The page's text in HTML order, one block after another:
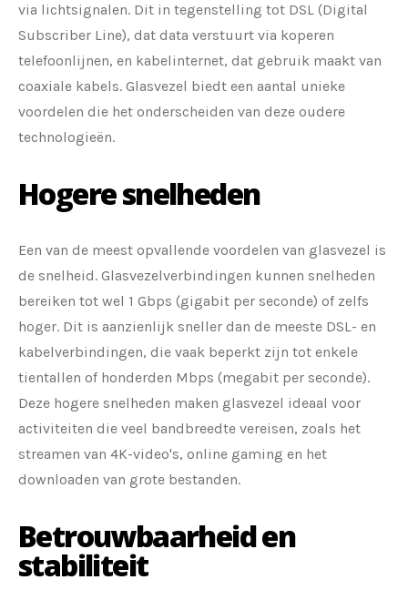
via lichtsignalen. Dit in tegenstelling tot DSL (Digital
Subscriber Line), dat data verstuurt via koperen
telefoonlijnen, en kabelinternet, dat gebruik maakt van
coaxiale kabels. Glasvezel biedt een aantal unieke
voordelen die het onderscheiden van deze oudere
technologieën.
Hogere snelheden
Een van de meest opvallende voordelen van glasvezel is
de snelheid. Glasvezelverbindingen kunnen snelheden
bereiken tot wel 1 Gbps (gigabit per seconde) of zelfs
hoger. Dit is aanzienlijk sneller dan de meeste DSL- en
kabelverbindingen, die vaak beperkt zijn tot enkele
tientallen of honderden Mbps (megabit per seconde).
Deze hogere snelheden maken glasvezel ideaal voor
activiteiten die veel bandbreedte vereisen, zoals het
streamen van 4K-video's, online gaming en het
downloaden van grote bestanden.
Betrouwbaarheid en
stabiliteit